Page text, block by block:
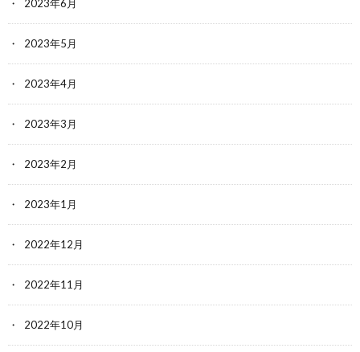
2023年6月
2023年5月
2023年4月
2023年3月
2023年2月
2023年1月
2022年12月
2022年11月
2022年10月